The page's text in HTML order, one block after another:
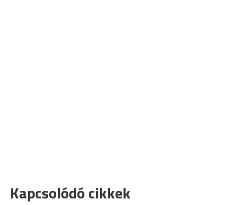
Kapcsolódó cikkek